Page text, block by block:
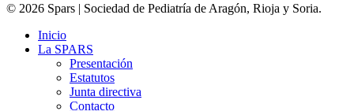
© 2026 Spars | Sociedad de Pediatría de Aragón, Rioja y Soria.
Inicio
La SPARS
Presentación
Estatutos
Junta directiva
Contacto